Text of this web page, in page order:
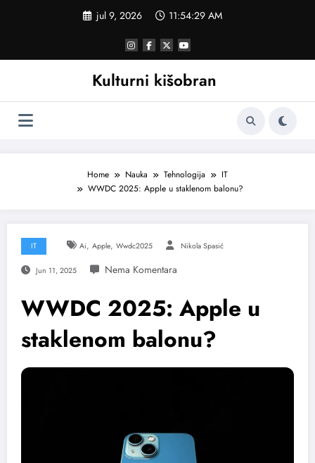
jul 9, 2026 11:54:30 AM
Kulturni kišobran
Home Nauka Tehnologija
IT
WWDC 2025: Apple u staklenom balonu?
IT Ai, Apple, Wwdc2025 Nikola Spasić
Jun 11, 2025
WWDC 2025: Apple u
staklenom balonu?